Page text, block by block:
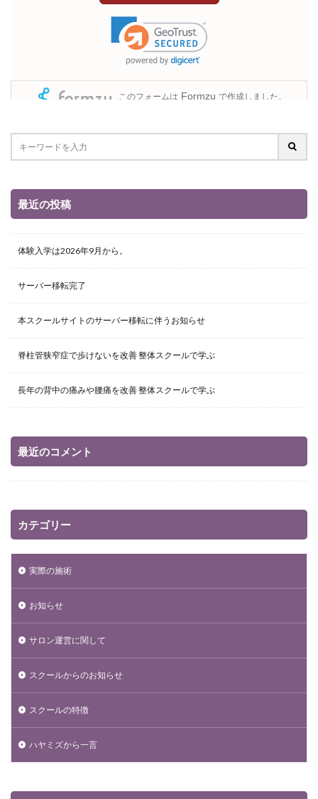
最近の投稿
体験入学は2026年9月から。
サーバー移転完了
本スクールサイトのサーバー移転に伴うお知らせ
脊柱管狭窄症で歩けないを改善 整体スクールで学ぶ
長年の背中の痛みや腰痛を改善 整体スクールで学ぶ
最近のコメント
カテゴリー
実際の施術
お知らせ
サロン運営に関して
スクールからのお知らせ
スクールの特徴
ハヤミズから一言